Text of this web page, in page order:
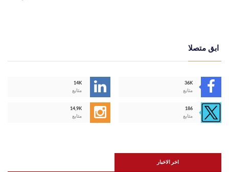
ابق متصلا
14K
متابع
36K
متابع
14,9K
متابع
186
متابع
اخر الاخبار